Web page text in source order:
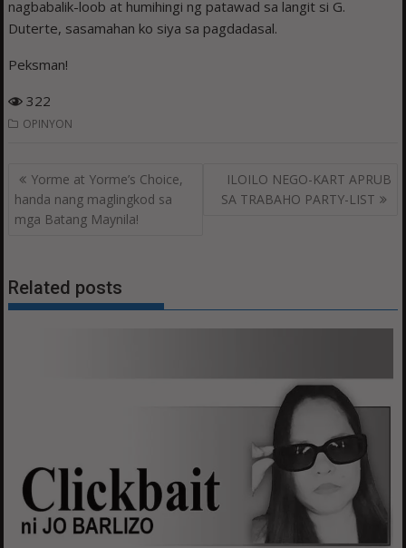
nagbabalik-loob at humihingi ng patawad sa langit si G.
Duterte, sasamahan ko siya sa pagdadasal.
Peksman!
322
OPINYON
Post
navigation
Yorme at Yorme’s Choice,
handa nang maglingkod sa
mga Batang Maynila!
ILOILO NEGO-KART APRUB
SA TRABAHO PARTY-LIST
Related posts